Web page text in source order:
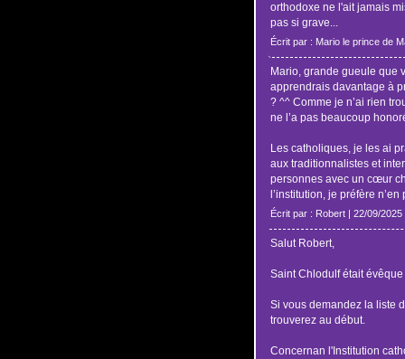
orthodoxe ne l'ait jamais
pas si grave...
Écrit par : Mario le prince de
Mario, grande gueule que
apprendrais davantage à
? ^^ Comme je n’ai rien
ne l’a pas beaucoup
Les catholiques, je les ai
aux traditionnalistes et
personnes avec un cœur
l’institution, je préfère n’en
Écrit par : Robert | 22/09/2025
Salut Robert,
Saint Chlodulf était
Si vous demandez la liste
trouverez au début.
Concernan l'Institution